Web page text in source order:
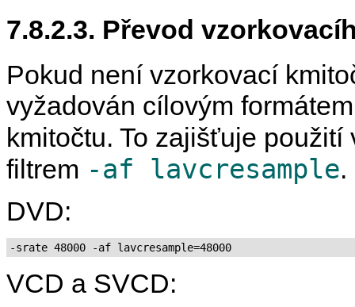
7.8.2.3. Převod
Pokud není vzorkovací
vyžadován cílovým
kmitočtu. To zajišťuje
filtrem -af lavcresample.
DVD:
-srate 48000 -af lavcresample=48000
VCD a SVCD: